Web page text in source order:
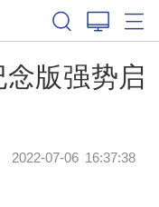
版强势启
2022-07-06 16:37:38